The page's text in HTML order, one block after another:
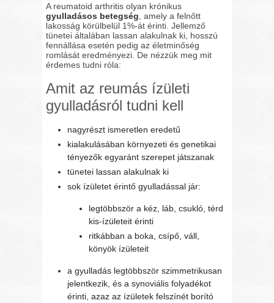
A reumatoid arthritis olyan krónikus
gyulladásos betegség , amely a felnőtt
lakosság körülbelül 1%-át érinti. Jellemző
tünetei általában lassan alakulnak ki, hosszú
fennállása esetén pedig az életminőség
romlását eredményezi. De nézzük meg mit
érdemes tudni róla:
Amit az reumás ízületi
gyulladásról tudni kell
nagyrészt ismeretlen eredetű
kialakulásában környezeti és genetikai
tényezők egyaránt szerepet játszanak
tünetei lassan alakulnak ki
sok ízületet érintő gyulladással jár:
legtöbbször a kéz, láb, csukló, térd
kis-ízületeit érinti
ritkábban a boka, csípő, váll,
könyök ízületeit
a gyulladás legtöbbször szimmetrikusan
jelentkezik, és a synoviális folyadékot
érinti, azaz az ízületek felszínét borító